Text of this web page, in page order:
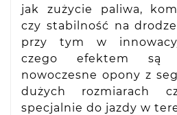
jak zużycie paliwa,
czy stabilność na
przy tym w
czego efektem są
nowoczesne opony z
dużych rozmiarach
specjalnie do jazdy w